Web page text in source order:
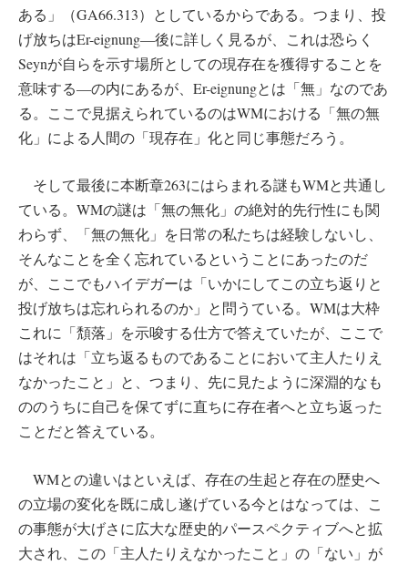
ある」（GA66.313）としているからである。つまり、投
げ放ちはEr-eignung―後に詳しく見るが、これは恐らく
Seynが自らを示す場所としての現存在を獲得することを
意味する―の内にあるが、Er-eignungとは「無」なのであ
る。ここで見据えられているのはWMにおける「無の無
化」による人間の「現存在」化と同じ事態だろう。
そして最後に本断章263にはらまれる謎もWMと共通し
ている。WMの謎は「無の無化」の絶対的先行性にも関
わらず、「無の無化」を日常の私たちは経験しないし、
そんなことを全く忘れているということにあったのだ
が、ここでもハイデガーは「いかにしてこの立ち返りと
投げ放ちは忘れられるのか」と問うている。WMは大枠
これに「頽落」を示唆する仕方で答えていたが、ここで
はそれは「立ち返るものであることにおいて主人たりえ
なかったこと」と、つまり、先に見たように深淵的なも
ののうちに自己を保てずに直ちに存在者へと立ち返った
ことだと答えている。
WMとの違いはといえば、存在の生起と存在の歴史へ
の立場の変化を既に成し遂げている今とはなっては、こ
の事態が大げさに広大な歴史的パースペクティブへと拡
大され、この「主人たりえなかったこと」の「ない」が